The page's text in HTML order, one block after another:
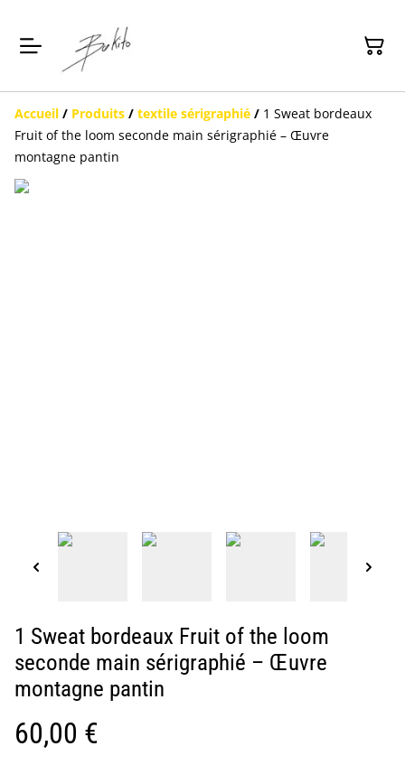
Accueil / Produits / textile sérigraphié / 1 Sweat bordeaux
Fruit of the loom seconde main sérigraphié – Œuvre
montagne pantin
1 Sweat bordeaux Fruit of the loom
seconde main sérigraphié – Œuvre
montagne pantin
60,00 €